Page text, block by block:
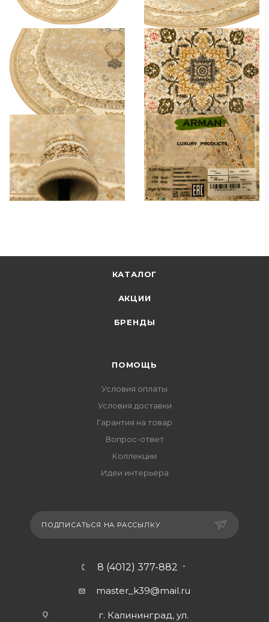
КАТАЛОГ
АКЦИИ
БРЕНДЫ
ПОМОЩЬ
Условия оплаты
Условия доставки
Гарантия на товар
Вопрос-ответ
Коллекции
Идеи интерьера
ПОДПИСАТЬСЯ НА РАССЫЛКУ
8 (4012) 377-882
master_k39@mail.ru
г. Калининград, ул.